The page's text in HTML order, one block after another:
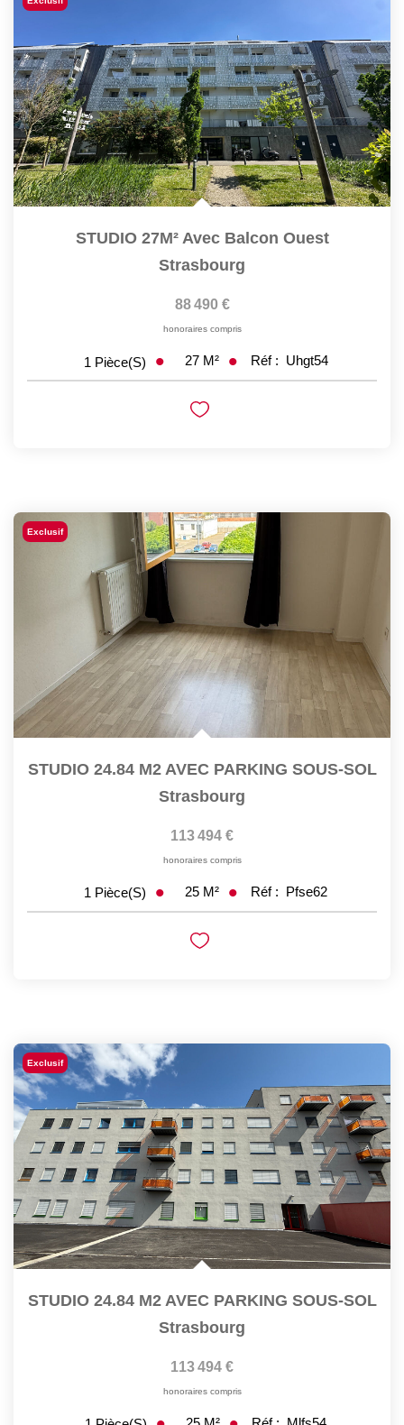
STUDIO 27M² Avec Balcon Ouest
Strasbourg
88 490 €
honoraires compris
1 Pièce(s) 27 M² Réf : Uhgt54
Exclusif
STUDIO 24.84 M2 AVEC PARKING SOUS-SOL
Strasbourg
113 494 €
honoraires compris
1 Pièce(s) 25 M² Réf : Pfse62
Exclusif
STUDIO 24.84 M2 AVEC PARKING SOUS-SOL
Strasbourg
113 494 €
honoraires compris